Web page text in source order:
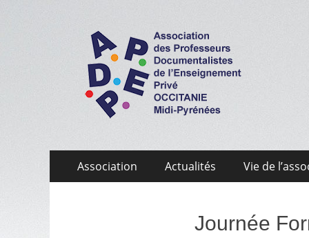
APDEP Occitanie
Association des Professeurs Documentalistes
Menu
primaire
Association Actualités Vie de
Journée